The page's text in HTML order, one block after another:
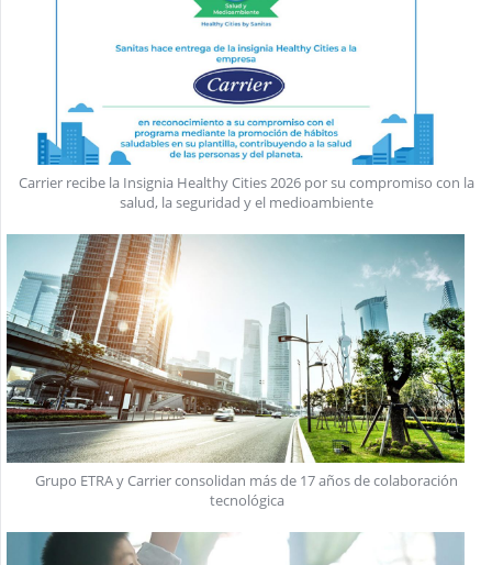
Carrier recibe la Insignia Healthy Cities 2026 por su compromiso con la
salud, la seguridad y el medioambiente
Grupo ETRA y Carrier consolidan más de 17 años de colaboración
tecnológica